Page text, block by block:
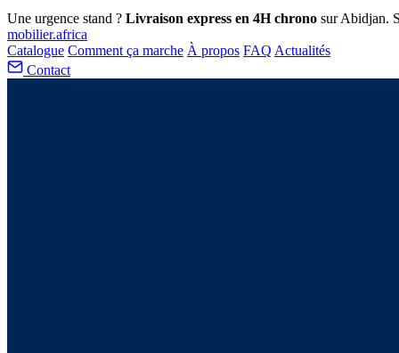
Une urgence stand ? Livraison express en 4H chrono sur Abidjan.
mobilier.africa
Catalogue Comment ça marche À propos FAQ Actualités
Contact